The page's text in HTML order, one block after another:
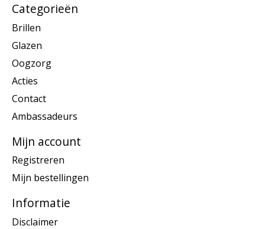
Categorieën
Brillen
Glazen
Oogzorg
Acties
Contact
Ambassadeurs
Mijn account
Registreren
Mijn bestellingen
Informatie
Disclaimer